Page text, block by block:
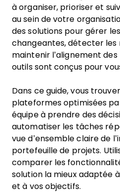
à organiser, prioriser et
au sein de votre
des solutions pour gérer
changeantes, détecter les
maintenir l’alignement
outils sont conçus pour
Dans ce guide, vous
plateformes optimisées
équipe à prendre des
automatiser les tâches
vue d’ensemble claire de
portefeuille de projets.
comparer les
solution la mieux adaptée
et à vos objectifs.